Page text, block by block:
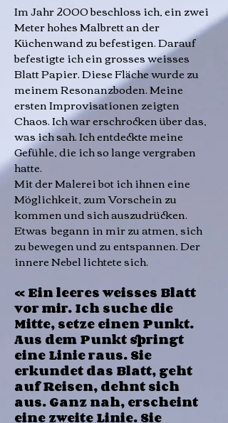
Im Jahr 2000 beschloss ich, ein zwei
Meter hohes Malbrett an der
Küchenwand zu befestigen. Darauf
befestigte ich ein grosses weisses
Blatt Papier. Diese Fläche wurde zu
meinem Resonanzboden. Meine
ersten Improvisationen zeigten
Chaos. Ich war erschrocken über das,
was ich sah. Ich entdeckte meine
Gefühle, die ich so lange vergraben
hatte.
Mit der Malerei bot ich ihnen eine
Möglichkeit, zum Vorschein zu
kommen und sich auszudrücken.
Etwas begann in mir zu atmen, sich
zu bewegen und zu entspannen. Der
innere Nebel lichtete sich.
« Ein leeres weisses Blatt
vor mir. Ich suche die
Mitte, setze einen Punkt.
Aus dem Punkt springt
eine Linie raus. Sie
erkundet das Blatt, geht
auf Reisen, dehnt sich
aus. Ganz nah, erscheint
eine zweite Linie. Sie